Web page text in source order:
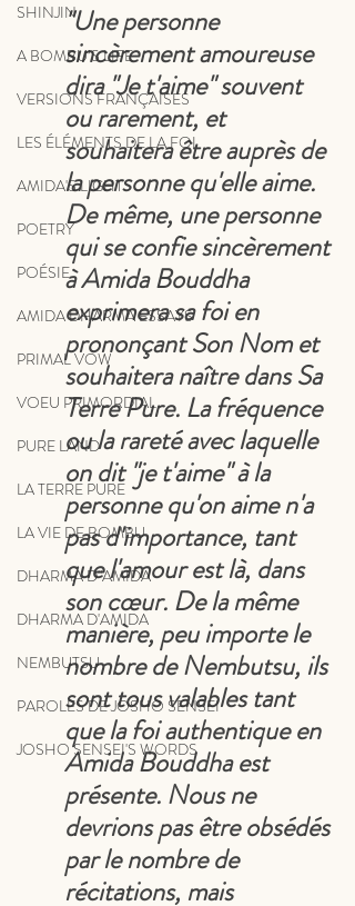
SHINJIN
A BOMBU’S LIFE
VERSIONS FRANÇAISES
LES ÉLÉMENTS DE LA FOI
AMIDA'S LIGHT
POETRY
POÉSIE
AMIDA DHARMA ESSAYS
PRIMAL VOW
VOEU PRIMORDIAL
PURE LAND
LA TERRE PURE
LA VIE DE BOMBU
DHARMA D"AMIDA
DHARMA D'AMIDA
NEMBUTSU
PAROLES DE JOSHO SENSEI
JOSHO SENSEI'S WORDS
"Une personne
sincèrement amoureuse
dira "Je t'aime" souvent
ou rarement, et
souhaitera être auprès de
la personne qu'elle aime.
De même, une personne
qui se confie sincèrement
à Amida Bouddha
exprimera sa foi en
prononçant Son Nom et
souhaitera naître dans Sa
Terre Pure. La fréquence
ou la rareté avec laquelle
on dit "je t'aime" à la
personne qu'on aime n'a
pas d'importance, tant
que l'amour est là, dans
son cœur. De la même
manière, peu importe le
nombre de Nembutsu, ils
sont tous valables tant
que la foi authentique en
Amida Bouddha est
présente. Nous ne
devrions pas être obsédés
par le nombre de
récitations, mais